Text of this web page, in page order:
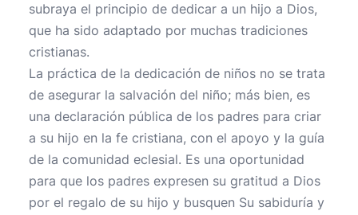
subraya el principio de dedicar a un hijo a Dios,
que ha sido adaptado por muchas tradiciones
cristianas.
La práctica de la dedicación de niños no se trata
de asegurar la salvación del niño; más bien, es
una declaración pública de los padres para criar
a su hijo en la fe cristiana, con el apoyo y la guía
de la comunidad eclesial. Es una oportunidad
para que los padres expresen su gratitud a Dios
por el regalo de su hijo y busquen Su sabiduría y